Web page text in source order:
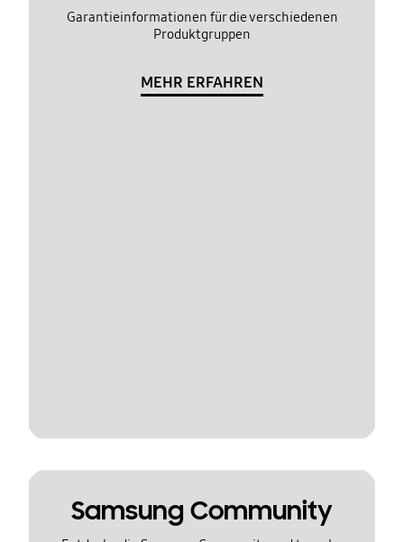
Garantieinformationen für die verschiedenen
Produktgruppen
MEHR ERFAHREN
Samsung Community